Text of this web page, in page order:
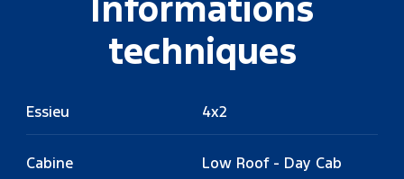
Informations
techniques
Essieu 4x2
Cabine Low Roof - Day Cab